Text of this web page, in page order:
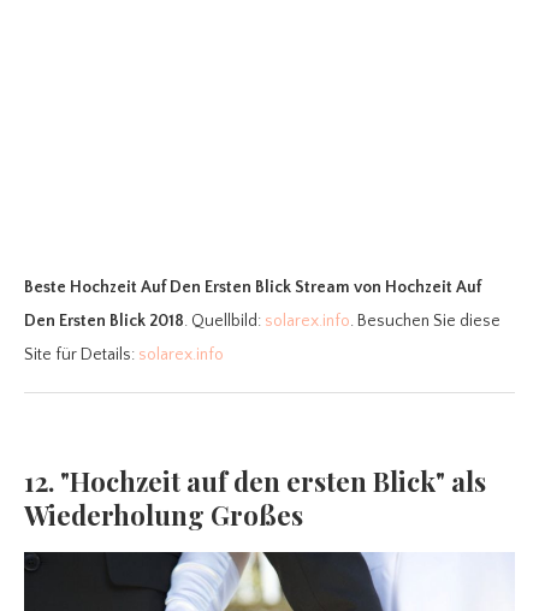
Beste Hochzeit Auf Den Ersten Blick Stream von Hochzeit Auf
Den Ersten Blick 2018. Quellbild: solarex.info. Besuchen Sie diese
Site für Details: solarex.info
12. "Hochzeit auf den ersten Blick" als
Wiederholung Großes